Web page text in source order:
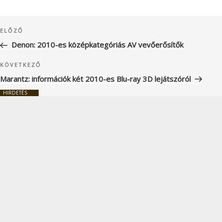
navigáció
Korábbi
bejegyzés
ELŐZŐ
Denon: 2010-es középkategóriás AV vevőerősítők
Következő
bejegyzés
KÖVETKEZŐ
Marantz: információk két 2010-es Blu-ray 3D lejátszóról
HIRDETÉS